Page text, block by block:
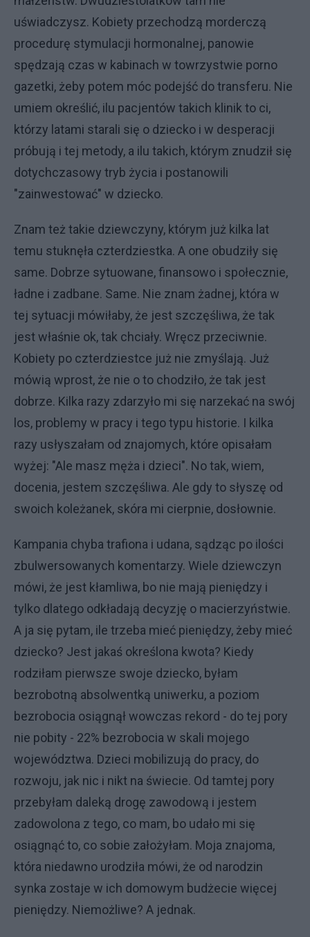
uświadczysz. Kobiety przechodzą morderczą
procedurę stymulacji hormonalnej, panowie
spędzają czas w kabinach w towrzystwie porno
gazetki, żeby potem móc podejść do transferu. Nie
umiem określić, ilu pacjentów takich klinik to ci,
którzy latami starali się o dziecko i w desperacji
próbują i tej metody, a ilu takich, którym znudził się
dotychczasowy tryb życia i postanowili
"zainwestować" w dziecko.
Znam też takie dziewczyny, którym już kilka lat
temu stuknęła czterdziestka. A one obudziły się
same. Dobrze sytuowane, finansowo i społecznie,
ładne i zadbane. Same. Nie znam żadnej, która w
tej sytuacji mówiłaby, że jest szczęśliwa, że tak
jest właśnie ok, tak chciały. Wręcz przeciwnie.
Kobiety po czterdziestce już nie zmyślają. Już
mówią wprost, że nie o to chodziło, że tak jest
dobrze. Kilka razy zdarzyło mi się narzekać na swój
los, problemy w pracy i tego typu historie. I kilka
razy usłyszałam od znajomych, które opisałam
wyżej: "Ale masz męża i dzieci". No tak, wiem,
docenia, jestem szczęśliwa. Ale gdy to słyszę od
swoich koleżanek, skóra mi cierpnie, dosłownie.
Kampania chyba trafiona i udana, sądząc po ilości
zbulwersowanych komentarzy. Wiele dziewczyn
mówi, że jest kłamliwa, bo nie mają pieniędzy i
tylko dlatego odkładają decyzję o macierzyństwie.
A ja się pytam, ile trzeba mieć pieniędzy, żeby mieć
dziecko? Jest jakaś określona kwota? Kiedy
rodziłam pierwsze swoje dziecko, byłam
bezrobotną absolwentką uniwerku, a poziom
bezrobocia osiągnął wowczas rekord - do tej pory
nie pobity - 22% bezrobocia w skali mojego
województwa. Dzieci mobilizują do pracy, do
rozwoju, jak nic i nikt na świecie. Od tamtej pory
przebyłam daleką drogę zawodową i jestem
zadowolona z tego, co mam, bo udało mi się
osiągnąć to, co sobie założyłam. Moja znajoma,
która niedawno urodziła mówi, że od narodzin
synka zostaje w ich domowym budżecie więcej
pieniędzy. Niemożliwe? A jednak.